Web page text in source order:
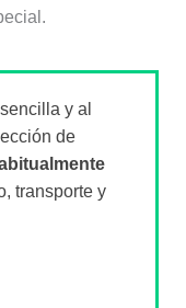
y al
de
transporte y